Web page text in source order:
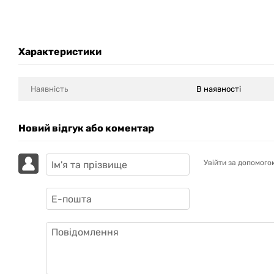
Характеристики
Наявність В наявності
Новий відгук або коментар
Увійти за
GAZIK